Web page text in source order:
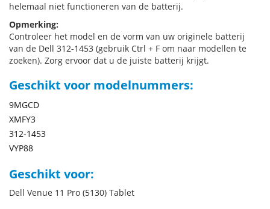
helemaal niet functioneren van de batterij.
Opmerking:
Controleer het model en de vorm van uw originele batterij
van de Dell 312-1453 (gebruik Ctrl + F om naar modellen te
zoeken). Zorg ervoor dat u de juiste batterij krijgt.
Geschikt voor modelnummers:
9MGCD
XMFY3
312-1453
VYP88
Geschikt voor:
Dell Venue 11 Pro (5130) Tablet